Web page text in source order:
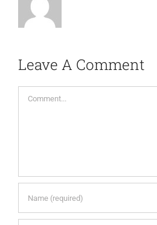
Leave A Comment
Comment